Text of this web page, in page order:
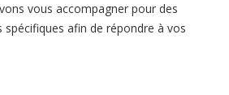
vous accompagner pour des
spécifiques afin de répondre à vos